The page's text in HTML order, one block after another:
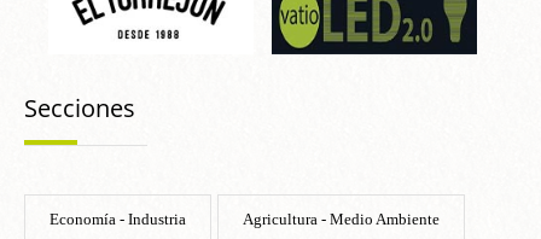
Secciones
Economía - Industria Agricultura - Medio Ambiente